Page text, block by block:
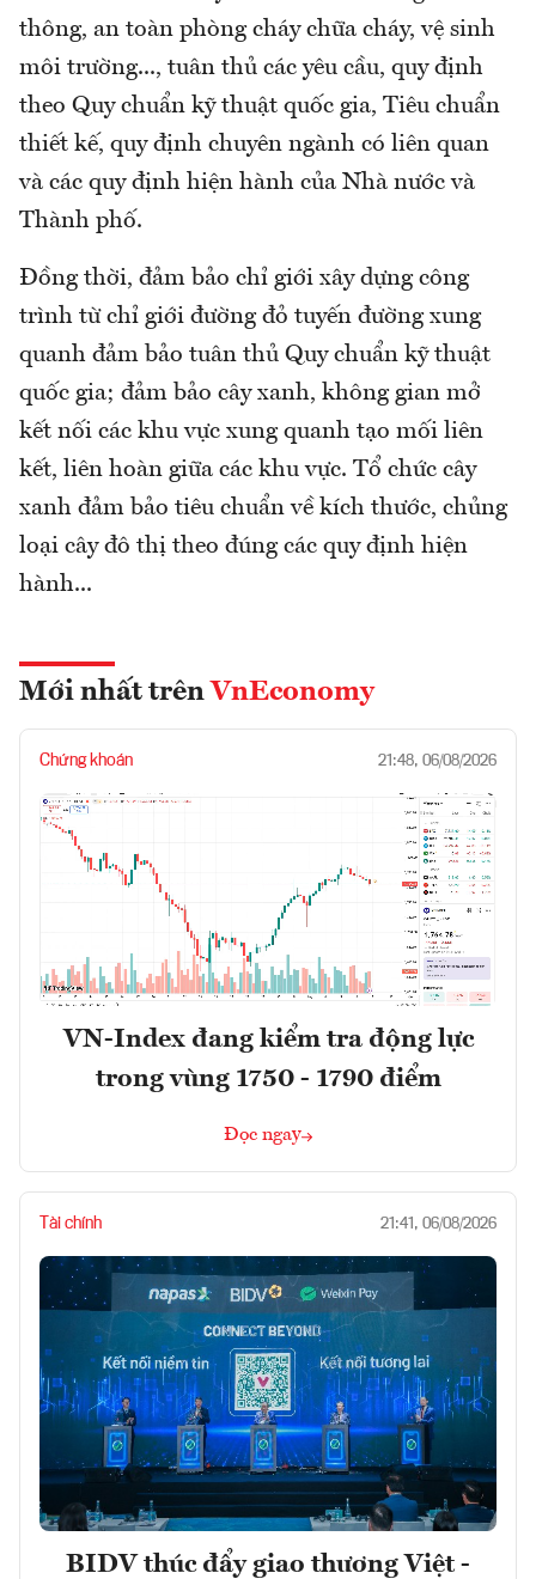
thông, an toàn phòng cháy chữa cháy, vệ sinh
môi trường..., tuân thủ các yêu cầu, quy định
theo Quy chuẩn kỹ thuật quốc gia, Tiêu chuẩn
thiết kế, quy định chuyên ngành có liên quan
và các quy định hiện hành của Nhà nước và
Thành phố.
Đồng thời, đảm bảo chỉ giới xây dựng công
trình từ chỉ giới đường đỏ tuyến đường xung
quanh đảm bảo tuân thủ Quy chuẩn kỹ thuật
quốc gia; đảm bảo cây xanh, không gian mở
kết nối các khu vực xung quanh tạo mối liên
kết, liên hoàn giữa các khu vực. Tổ chức cây
xanh đảm bảo tiêu chuẩn về kích thước, chủng
loại cây đô thị theo đúng các quy định hiện
hành...
Mới nhất trên VnEconomy
Chứng khoán 21:48, 06/08/2026
VN-Index đang kiểm tra động lực
trong vùng 1750 - 1790 điểm
Đọc ngay
Tài chính 21:41, 06/08/2026
BIDV thúc đẩy giao thương Việt -